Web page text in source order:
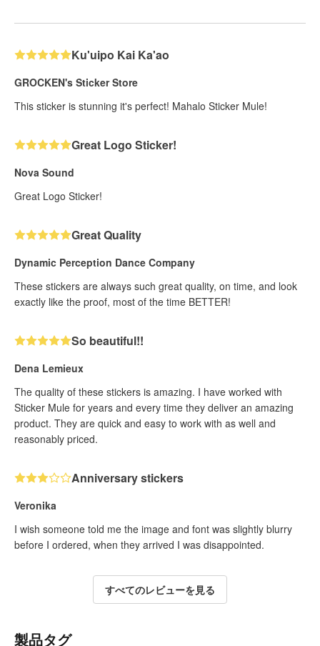
Ku'uipo Kai Ka'ao
GROCKEN's Sticker Store
This sticker is stunning it's perfect! Mahalo Sticker Mule!
Great Logo Sticker!
Nova Sound
Great Logo Sticker!
Great Quality
Dynamic Perception Dance Company
These stickers are always such great quality, on time, and look
exactly like the proof, most of the time BETTER!
So beautiful!!
Dena Lemieux
The quality of these stickers is amazing. I have worked with
Sticker Mule for years and every time they deliver an amazing
product. They are quick and easy to work with as well and
reasonably priced.
Anniversary stickers
Veronika
I wish someone told me the image and font was slightly blurry
before I ordered, when they arrived I was disappointed.
すべてのレビューを見る
製品タグ